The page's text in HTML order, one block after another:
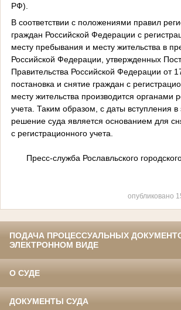
РФ).
В соответствии с положениями правил
граждан Российской Федерации с
месту пребывания и месту жительства в
Российской Федерации, утвержденных
Правительства Российской Федерации от
постановка и снятие граждан с
месту жительства производится органами
учета. Таким образом, с даты вступления в
решение суда является основанием для
с регистрационного учета.
Пресс-служба Рославльского
опубликовано
ПОДАЧА ПРОЦЕССУАЛЬНЫХ
ЭЛЕКТРОННОМ ВИДЕ
О СУДЕ
ДОКУМЕНТЫ СУДА